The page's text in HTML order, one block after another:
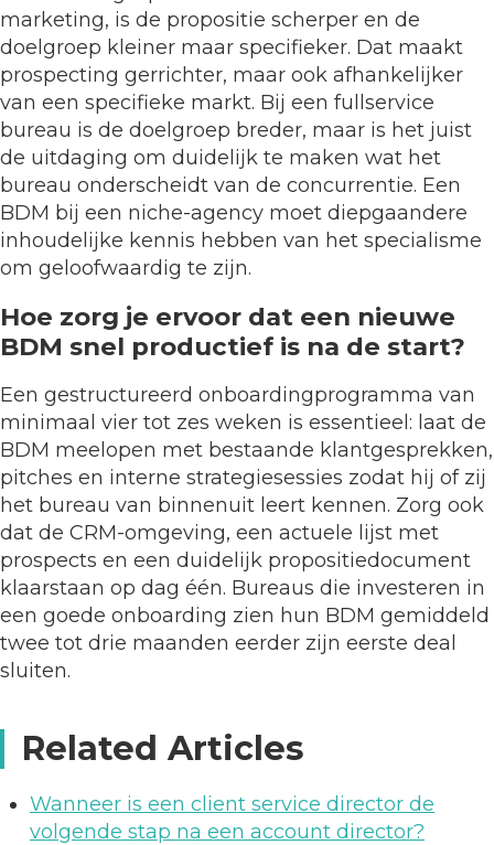
marketing, is de propositie scherper en de
doelgroep kleiner maar specifieker. Dat maakt
prospecting gerrichter, maar ook afhankelijker
van een specifieke markt. Bij een fullservice
bureau is de doelgroep breder, maar is het juist
de uitdaging om duidelijk te maken wat het
bureau onderscheidt van de concurrentie. Een
BDM bij een niche-agency moet diepgaandere
inhoudelijke kennis hebben van het specialisme
om geloofwaardig te zijn.
Hoe zorg je ervoor dat een nieuwe
BDM snel productief is na de start?
Een gestructureerd onboardingprogramma van
minimaal vier tot zes weken is essentieel: laat de
BDM meelopen met bestaande klantgesprekken,
pitches en interne strategiesessies zodat hij of zij
het bureau van binnenuit leert kennen. Zorg ook
dat de CRM-omgeving, een actuele lijst met
prospects en een duidelijk propositiedocument
klaarstaan op dag één. Bureaus die investeren in
een goede onboarding zien hun BDM gemiddeld
twee tot drie maanden eerder zijn eerste deal
sluiten.
Related Articles
Wanneer is een client service director de
volgende stap na een account director?